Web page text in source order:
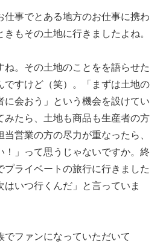
仕事でとある地方のお仕事に携わ
もその土地に行きましたよね。
ね。その土地のことをを語らせた
ですけど（笑）。「まずは土地の
に会おう」という機会を設けてい
みたら、土地も商品も生産者の方
営業の方の尽力が重なったら、
！」って思うじゃないですか。終
プライベートの旅行に行きました
いつ行くんだ」と言っていま
でファンになっていただいて